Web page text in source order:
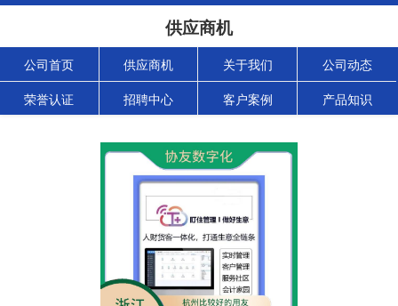
供应商机
公司首页 供应商机 关于我们 公司动态
荣誉认证 招聘中心 客户案例 产品知识